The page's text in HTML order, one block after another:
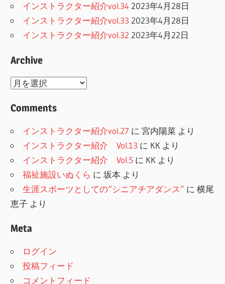
インストラクター紹介vol.34 2023年4月28日
インストラクター紹介vol.33 2023年4月28日
インストラクター紹介vol.32 2023年4月22日
Archive
Archive
Comments
インストラクター紹介vol.27 に宮内陽菜 より
インストラクター紹介 Vol.13 に KK より
インストラクター紹介 Vol.5 に KK より
福祉施設いぬくら に坂本 より
生涯スポーツとしての“シニアチアダンス” に横尾
恵子 より
Meta
ログイン
投稿フィード
コメントフィード